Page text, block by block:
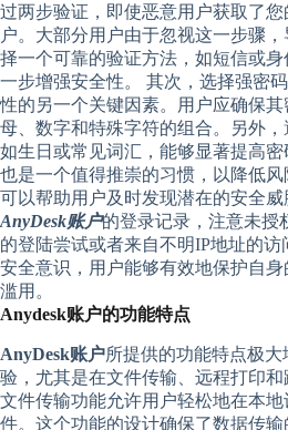
过两步验证，即使恶意用户获取了
户。大部分用户由于忽视这一步骤
择一个可靠的验证方法，如短信或
一步增强安全性。 其次，选择强密
性的另一个关键因素。用户应确保
母、数字和特殊字符的组合。另外，
如生日或常见词汇，能够显著提高
也是一个值得推崇的习惯，以降低
可以帮助用户及时发现潜在的安全
AnyDesk账户的登录记录，注意未授
的登陆尝试或者来自不明IP地址的
安全意识，用户能够有效地保护自身
滥用。
Anydesk账户的功能特点
AnyDesk账户所提供的功能特点极
验，尤其是在文件传输、远程打印和
文件传输功能允许用户轻松地在本
件。这个功能的设计确保了数据传